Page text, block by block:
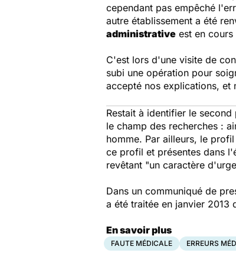
cependant pas empêché
autre établissement a été
administrative est en
C'est lors d'une visite de
subi une opération pour
accepté nos explications, et
Restait à identifier le
le champ des recherches :
homme. Par ailleurs, le
ce profil et présentes dans
revêtant "un caractère
Dans un communiqué de
a été traitée en janvier 2013
En savoir plus
FAUTE MÉDICALE ERREURS